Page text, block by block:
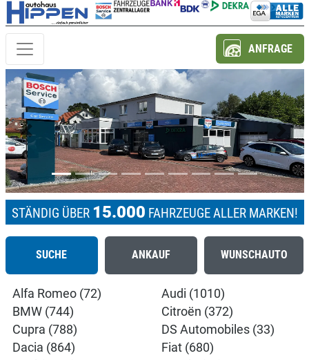
ANFRAGE
Previous Next
STÄNDIG ÜBER 15.000 FAHRZEUGE ALLER MARKEN!
SUCHE ANKAUF WUNSCHAUTO
Alfa Romeo (72)
Audi (1010)
BMW (744)
Citroën (372)
Cupra (788)
DS Automobiles (33)
Dacia (864)
Fiat (680)